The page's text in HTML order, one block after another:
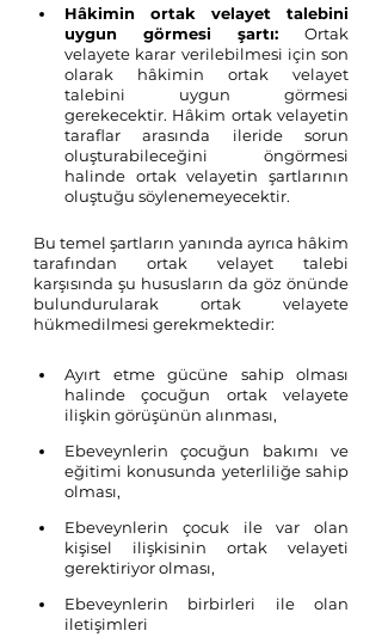
Hâkimin ortak velayet talebini
uygun görmesi şartı:
Ortak
velayete karar verilebilmesi için son
olarak hâkimin ortak velayet
talebini uygun görmesi
gerekecektir. Hâkim ortak velayetin
taraflar arasında ileride sorun
oluşturabileceğini öngörmesi
halinde ortak velayetin şartlarının
oluştuğu söylenemeyecektir.
Bu temel şartların yanında ayrıca hâkim
tarafından ortak velayet talebi
karşısında şu hususların da göz önünde
bulundurularak ortak velayete
hükmedilmesi gerekmektedir:
Ayırt etme gücüne sahip olması
halinde çocuğun ortak velayete
ilişkin görüşünün alınması,
Ebeveynlerin çocuğun bakımı ve
eğitimi konusunda yeterliliğe sahip
olması,
Ebeveynlerin çocuk ile var olan
kişisel ilişkisinin ortak velayeti
gerektiriyor olması,
Ebeveynlerin birbirleri ile olan
iletişimleri